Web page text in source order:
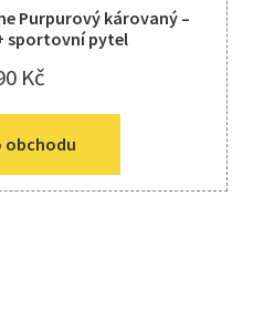
Purpurový károvaný –
sportovní pytel
Kč
obchodu